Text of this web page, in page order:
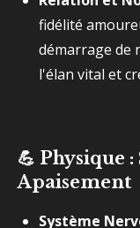
fidélité
démarrage de
l'élan vital et
💪 Physique
Apaisement
Système